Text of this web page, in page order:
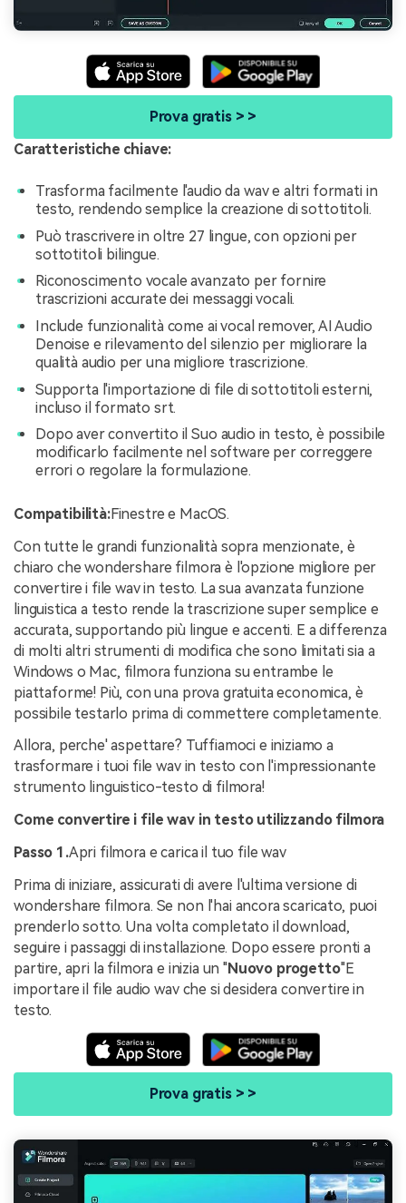
Prova gratis > >
Caratteristiche chiave:
Trasforma facilmente l'audio da wav e altri formati in
testo, rendendo semplice la creazione di sottotitoli.
Può trascrivere in oltre 27 lingue, con opzioni per
sottotitoli bilingue.
Riconoscimento vocale avanzato per fornire
trascrizioni accurate dei messaggi vocali.
Include funzionalità come ai vocal remover, AI Audio
Denoise e rilevamento del silenzio per migliorare la
qualità audio per una migliore trascrizione.
Supporta l'importazione di file di sottotitoli esterni,
incluso il formato srt.
Dopo aver convertito il Suo audio in testo, è possibile
modificarlo facilmente nel software per correggere
errori o regolare la formulazione.
Compatibilità:Finestre e MacOS.
Con tutte le grandi funzionalità sopra menzionate, è
chiaro che wondershare filmora è l'opzione migliore per
convertire i file wav in testo. La sua avanzata funzione
linguistica a testo rende la trascrizione super semplice e
accurata, supportando più lingue e accenti. E a differenza
di molti altri strumenti di modifica che sono limitati sia a
Windows o Mac, filmora funziona su entrambe le
piattaforme! Più, con una prova gratuita economica, è
possibile testarlo prima di commettere completamente.
Allora, perche' aspettare? Tuffiamoci e iniziamo a
trasformare i tuoi file wav in testo con l'impressionante
strumento linguistico-testo di filmora!
Come convertire i file wav in testo utilizzando filmora
Passo 1.Apri filmora e carica il tuo file wav
Prima di iniziare, assicurati di avere l'ultima versione di
wondershare filmora. Se non l'hai ancora scaricato, puoi
prenderlo sotto. Una volta completato il download,
seguire i passaggi di installazione. Dopo essere pronti a
partire, apri la filmora e inizia un "Nuovo progetto"E
importare il file audio wav che si desidera convertire in
testo.
Prova gratis > >